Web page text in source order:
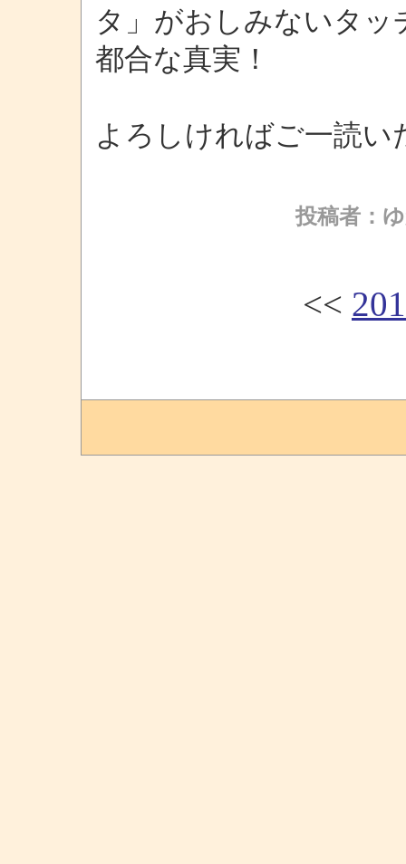
タ」がおしみないタ
都合な真実！
よろしければご一読
投稿者：
<<